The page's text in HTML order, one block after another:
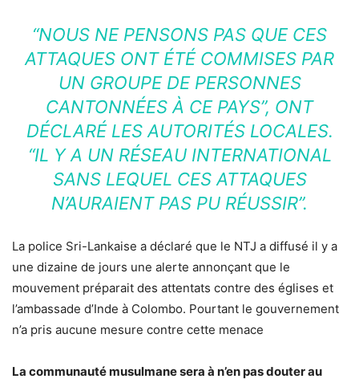
“NOUS NE PENSONS PAS QUE CES
ATTAQUES ONT ÉTÉ COMMISES PAR
UN GROUPE DE PERSONNES
CANTONNÉES À CE PAYS”, ONT
DÉCLARÉ LES AUTORITÉS LOCALES.
“IL Y A UN RÉSEAU INTERNATIONAL
SANS LEQUEL CES ATTAQUES
N’AURAIENT PAS PU RÉUSSIR”.
La police Sri-Lankaise a déclaré que le NTJ a diffusé il y a
une dizaine de jours une alerte annonçant que le
mouvement préparait des attentats contre des églises et
l’ambassade d’Inde à Colombo. Pourtant le gouvernement
n’a pris aucune mesure contre cette menace
La communauté musulmane sera à n’en pas douter au